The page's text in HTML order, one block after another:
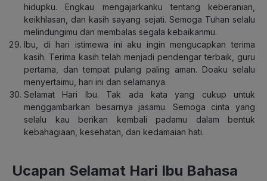
hidupku. Engkau mengajarkanku tentang keberanian,
keikhlasan, dan kasih sayang sejati. Semoga Tuhan selalu
melindungimu dan membalas segala kebaikanmu.
Ibu, di hari istimewa ini aku ingin mengucapkan terima
kasih. Terima kasih telah menjadi pendengar terbaik, guru
pertama, dan tempat pulang paling aman. Doaku selalu
menyertaimu, hari ini dan selamanya.
Selamat Hari Ibu. Tak ada kata yang cukup untuk
menggambarkan besarnya jasamu. Semoga cinta yang
selalu kau berikan kembali padamu dalam bentuk
kebahagiaan, kesehatan, dan kedamaian hati.
Ucapan Selamat Hari Ibu Bahasa